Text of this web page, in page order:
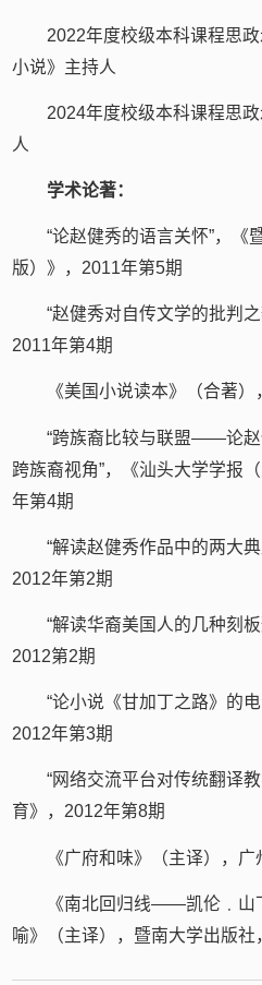
2022年度校级本科课程思
小说》主持人
2024年度校级本科课程思
人
学术论著：
“论赵健秀的语言关怀”，《
版）》，2011年第5期
“赵健秀对自传文学的批判
2011年第4期
《美国小说读本》（合著
“跨族裔比较与联盟——论
跨族裔视角”，《汕头大学学报
年第4期
“解读赵健秀作品中的两大
2012年第2期
“解读华裔美国人的几种刻
2012第2期
“论小说《甘加丁之路》的
2012年第3期
“网络交流平台对传统翻译
育》，2012年第8期
《广府和味》（主译），
《南北回归线——凯伦﹒山
喻》（主译），暨南大学出版社